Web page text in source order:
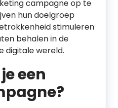
campagne op te
hun doelgroep
stimuleren
behalen in de
digitale wereld.
een